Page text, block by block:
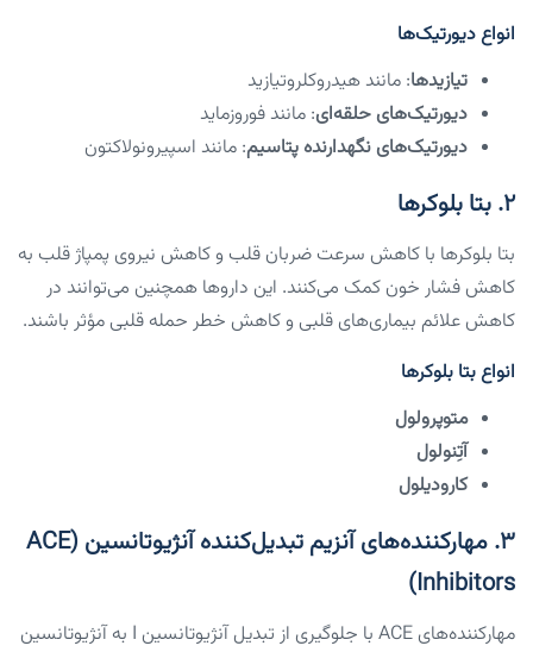
انواع دیورتیک‌ها
تیازیدها: مانند هیدروکلروتیازید
دیورتیک‌های حلقه‌ای: مانند فوروزماید
دیورتیک‌های نگهدارنده پتاسیم: مانند اسپیرونولاکتون
۲. بتا بلوکرها
بتا بلوکرها با کاهش سرعت ضربان قلب و کاهش نیروی پمپاژ قلب به
کاهش فشار خون کمک می‌کنند. این داروها همچنین می‌توانند در
کاهش علائم بیماری‌های قلبی و کاهش خطر حمله قلبی مؤثر باشند.
انواع بتا بلوکرها
متوپرولول
آتِنولول
کارودیلول
۳. مهارکننده‌های آنزیم تبدیل‌کننده آنژیوتانسین (ACE
Inhibitors)
مهارکننده‌های ACE با جلوگیری از تبدیل آنژیوتانسین I به آنژیوتانسین